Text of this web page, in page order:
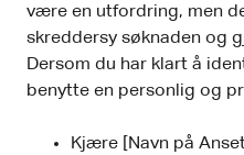
være en utfordring, men
skreddersy søknaden og
Dersom du har klart å
benytte en personlig og
Kjære [Navn på